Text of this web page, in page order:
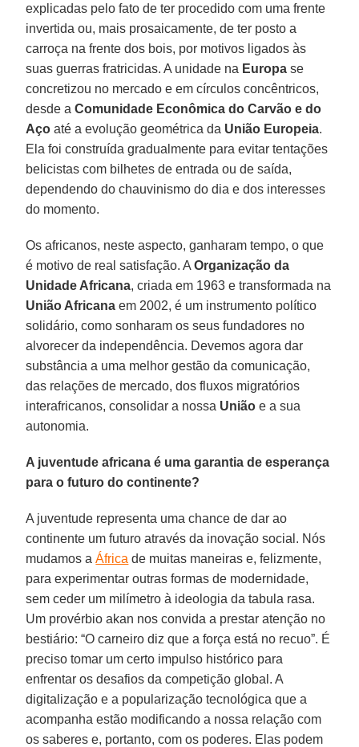
explicadas pelo fato de ter procedido com uma frente
invertida ou, mais prosaicamente, de ter posto a
carroça na frente dos bois, por motivos ligados às
suas guerras fratricidas. A unidade na Europa se
concretizou no mercado e em círculos concêntricos,
desde aComunidade Econômica do Carvão e do
Aço até a evolução geométrica da União Europeia.
Ela foi construída gradualmente para evitar tentações
belicistas com bilhetes de entrada ou de saída,
dependendo do chauvinismo do dia e dos interesses
do momento.
Os africanos, neste aspecto, ganharam tempo, o que
é motivo de real satisfação. AOrganização da
Unidade Africana, criada em 1963 e transformada na
União Africana em 2002, é um instrumento político
solidário, como sonharam os seus fundadores no
alvorecer da independência. Devemos agora dar
substância a uma melhor gestão da comunicação,
das relações de mercado, dos fluxos migratórios
interafricanos, consolidar a nossa União e a sua
autonomia.
A juventude africana é uma garantia de esperança
para o futuro do continente?
A juventude representa uma chance de dar ao
continente um futuro através da inovação social. Nós
mudamos aÁfrica de muitas maneiras e, felizmente,
para experimentar outras formas de modernidade,
sem ceder um milímetro à ideologia da tabula rasa.
Um provérbio akan nos convida a prestar atenção no
bestiário: “O carneiro diz que a força está no recuo”. É
preciso tomar um certo impulso histórico para
enfrentar os desafios da competição global. A
digitalização e a popularização tecnológica que a
acompanha estão modificando a nossa relação com
os saberes e, portanto, com os poderes. Elas podem